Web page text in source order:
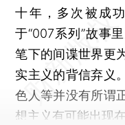
十年，多次被成
于“007系列”故事
笔下的间谍世界更
实主义的背信弃义
色人等并没有所谓
想主义有可能出现